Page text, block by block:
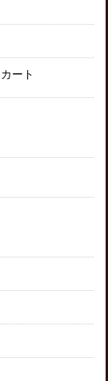
ート